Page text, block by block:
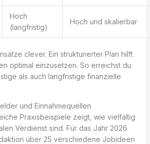
Hoch
(langfristig)
Hoch und skalierbar
clever. Ein strukturierter Plan hilft
optimal einzusetzen. So erreichst du
als auch langfristige finanzielle
und Einnahmequellen
Praxisbeispiele zeigt, wie vielfältig
Verdienst sind. Für das Jahr 2026
über 25 verschiedene Jobideen